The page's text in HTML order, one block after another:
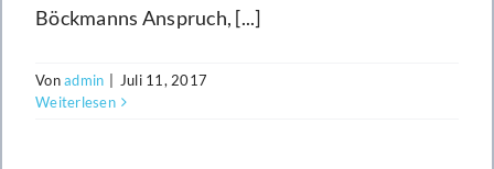
Böckmanns Anspruch, [...]
Vonadmin | Juli 11, 2017
Weiterlesen